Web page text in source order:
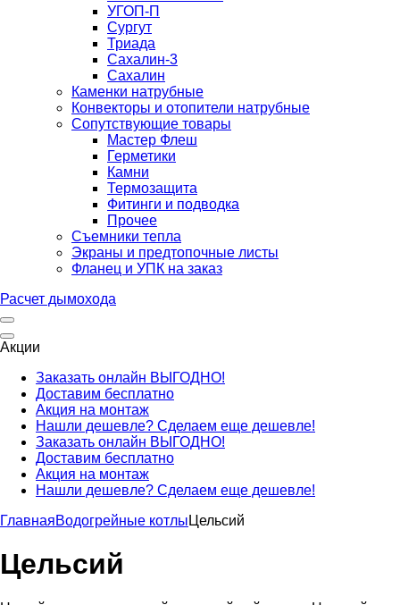
УГОП-П
Сургут
Триада
Сахалин-3
Сахалин
Каменки натрубные
Конвекторы и отопители натрубные
Сопутствующие товары
Мастер Флеш
Герметики
Камни
Термозащита
Фитинги и подводка
Прочее
Съемники тепла
Экраны и предтопочные листы
Фланец и УПК на заказ
Расчет дымохода
Акции
Заказать онлайн ВЫГОДНО!
Доставим бесплатно
Акция на монтаж
Нашли дешевле? Сделаем еще дешевле!
Заказать онлайн ВЫГОДНО!
Доставим бесплатно
Акция на монтаж
Нашли дешевле? Сделаем еще дешевле!
ГлавнаяВодогрейные котлы Цельсий
Цельсий